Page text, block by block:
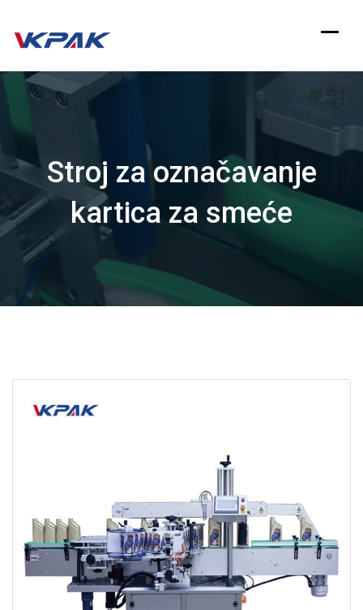
Preskoči
Stroj za označavanje
kartica za smeće